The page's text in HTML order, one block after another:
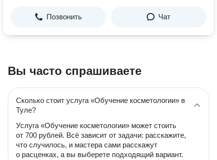
Позвонить Чат
Вы часто спрашиваете
Сколько стоит услуга «Обучение косметологии» в
Туле?
Услуга «Обучение косметологии» может стоить
от 700 рублей. Всё зависит от задачи: расскажите,
что случилось, и мастера сами расскажут
о расценках, а вы выберете подходящий вариант.